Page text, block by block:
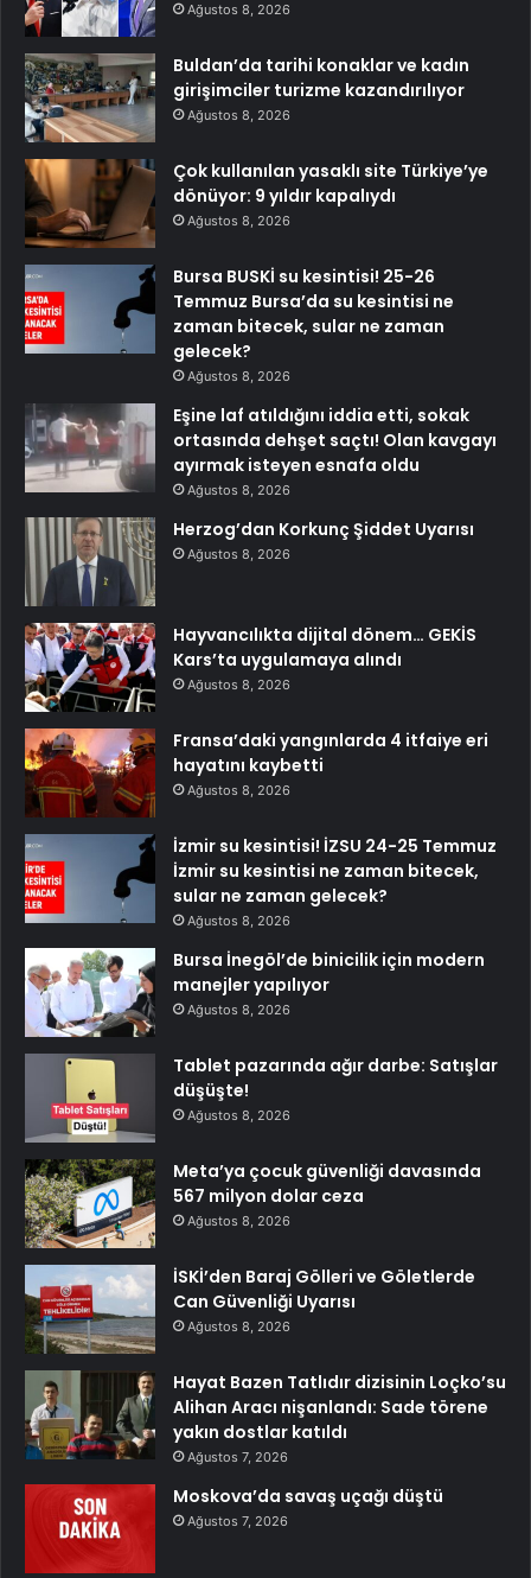
Ağustos 8, 2026
Buldan’da tarihi konaklar ve kadın
girişimciler turizme kazandırılıyor
Ağustos 8, 2026
Çok kullanılan yasaklı site Türkiye’ye
dönüyor: 9 yıldır kapalıydı
Ağustos 8, 2026
Bursa BUSKİ su kesintisi! 25-26
Temmuz Bursa’da su kesintisi ne
zaman bitecek, sular ne zaman
gelecek?
Ağustos 8, 2026
Eşine laf atıldığını iddia etti, sokak
ortasında dehşet saçtı! Olan kavgayı
ayırmak isteyen esnafa oldu
Ağustos 8, 2026
Herzog’dan Korkunç Şiddet Uyarısı
Ağustos 8, 2026
Hayvancılıkta dijital dönem… GEKİS
Kars’ta uygulamaya alındı
Ağustos 8, 2026
Fransa’daki yangınlarda 4 itfaiye eri
hayatını kaybetti
Ağustos 8, 2026
İzmir su kesintisi! İZSU 24-25 Temmuz
İzmir su kesintisi ne zaman bitecek,
sular ne zaman gelecek?
Ağustos 8, 2026
Bursa İnegöl’de binicilik için modern
manejler yapılıyor
Ağustos 8, 2026
Tablet pazarında ağır darbe: Satışlar
düşüşte!
Ağustos 8, 2026
Meta’ya çocuk güvenliği davasında
567 milyon dolar ceza
Ağustos 8, 2026
İSKİ’den Baraj Gölleri ve Göletlerde
Can Güvenliği Uyarısı
Ağustos 8, 2026
Hayat Bazen Tatlıdır dizisinin Loçko’su
Alihan Aracı nişanlandı: Sade törene
yakın dostlar katıldı
Ağustos 7, 2026
Moskova’da savaş uçağı düştü
Ağustos 7, 2026